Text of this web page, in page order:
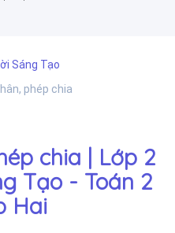
Sáng Tạo
phép chia
chia | Lớp 2
Tạo - Toán 2
Hai